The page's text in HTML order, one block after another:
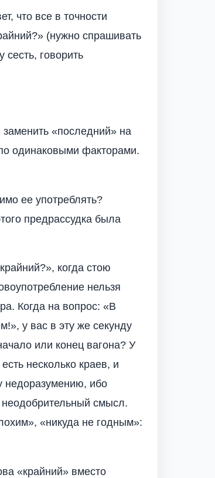
что все в точности
(нужно спрашивать
говорить
«последний» на
одинаковыми факторами.
ее употреблять?
предрассудка была
когда стою
нельзя
Когда на вопрос: «В
у вас в эту же секунду
или конец вагона? У
несколько краев, и
недоразумению, ибо
смысл.
«никуда не годным»:
«крайний» вместо